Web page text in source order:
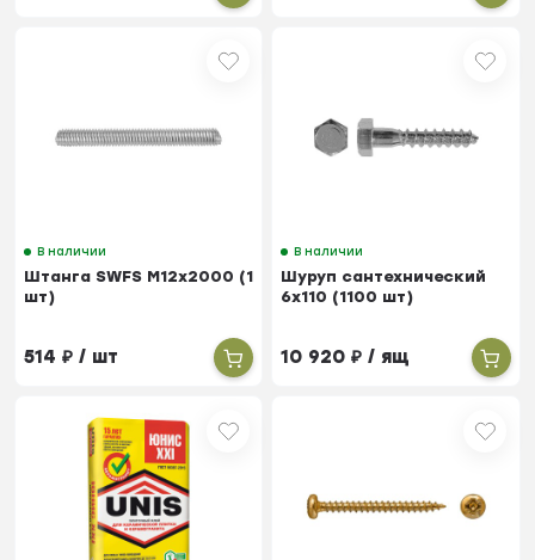
В наличии
Штанга SWFS М12х2000 (1
шт)
514₽ / шт
В наличии
Шуруп сантеxнический
6х110 (1100 шт)
10 920₽ / ящ